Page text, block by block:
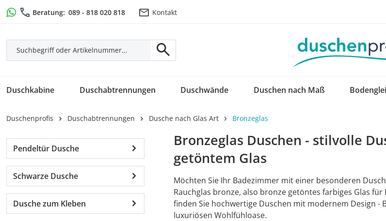
Hauptinhalt springen
Zur Suche springen
Zur Hauptnavigation springen
Beratung: 089 - 818 020 818 Kontakt
Duschkabine Duschabtrennungen Duschwände Duschen nach Maß
Duschenprofis Duschabtrennungen Dusche nach Glas Art Bronzeglas
Pendeltür Dusche
Schwarze Dusche
Dusche zum Kleben
Bronzeglas Duschen - stilvolle
getöntem Glas
Möchten Sie Ihr Badezimmer mit einer besonderen
Rauchglas bronze, also bronze getöntes farbiges Glas
finden Sie hochwertige Duschen mit modernem Design -
luxuriösen Wohlfühloase.